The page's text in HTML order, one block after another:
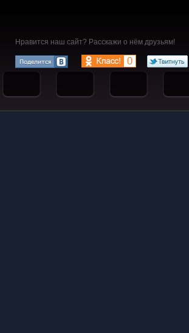
Нравится наш сайт? Расскажи о нём друзьям!